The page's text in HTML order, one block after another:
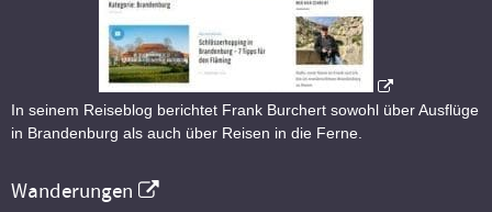
In seinem Reiseblog berichtet Frank Burchert sowohl über Ausflüge
in Brandenburg als auch über Reisen in die Ferne.
Wanderungen